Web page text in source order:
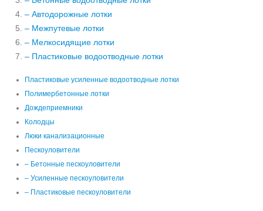
– Автодорожные лотки
– Межпутевые лотки
– Мелкосидящие лотки
– Пластиковые водоотводные лотки
Пластиковые усиленные водоотводные лотки
Полимербетонные лотки
Дождеприемники
Колодцы
Люки канализационные
Пескоуловители
– Бетонные пескоуловители
– Усиленные пескоуловители
– Пластиковые пескоуловители